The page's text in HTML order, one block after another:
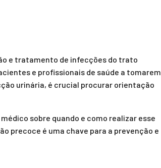
e tratamento de infecções do trato
e profissionais de saúde a tomarem
urinária, é crucial procurar orientação
sobre quando e como realizar esse
precoce é uma chave para a prevenção e